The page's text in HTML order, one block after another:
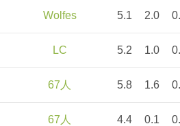
Wolfes 5.1 2.0
LC 5.2 1.0
67人 5.8 1.6
67人 4.4 0.1